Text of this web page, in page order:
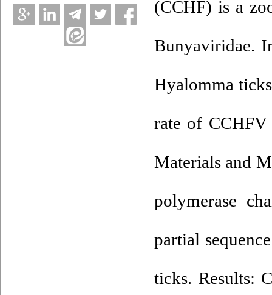
(CCHF) is a
Bunyaviridae.
Hyalomma
rate of
Materials and
polymerase
partial
ticks. Results: